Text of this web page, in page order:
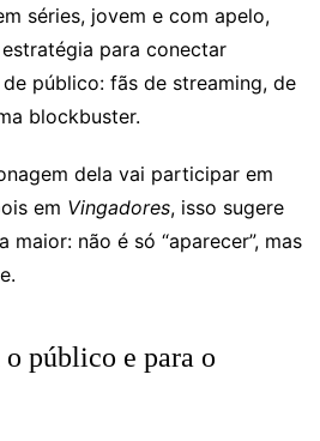
séries, jovem e com apelo,
para conectar
público: fãs de streaming, de
blockbuster.
dela vai participar em
em Vingadores, isso sugere
maior: não é só “aparecer”, mas
público e para o